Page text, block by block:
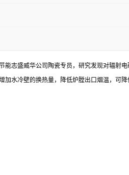
志盛威华公司陶瓷专员，研究发现对辐射
水冷壁的换热量，降低炉膛出口烟温，可降